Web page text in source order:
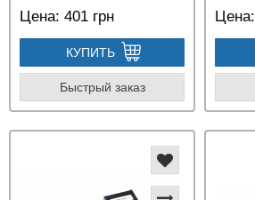
Цена: 401 грн
КУПИТЬ
Быстрый заказ
Цена: